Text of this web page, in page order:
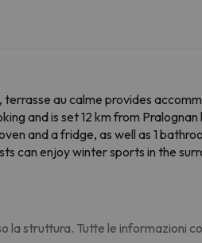
au calme provides
and is set 12 km from Pralognan
and a fridge, as well as 1
can enjoy winter sports in the
struttura. Tutte le informazioni